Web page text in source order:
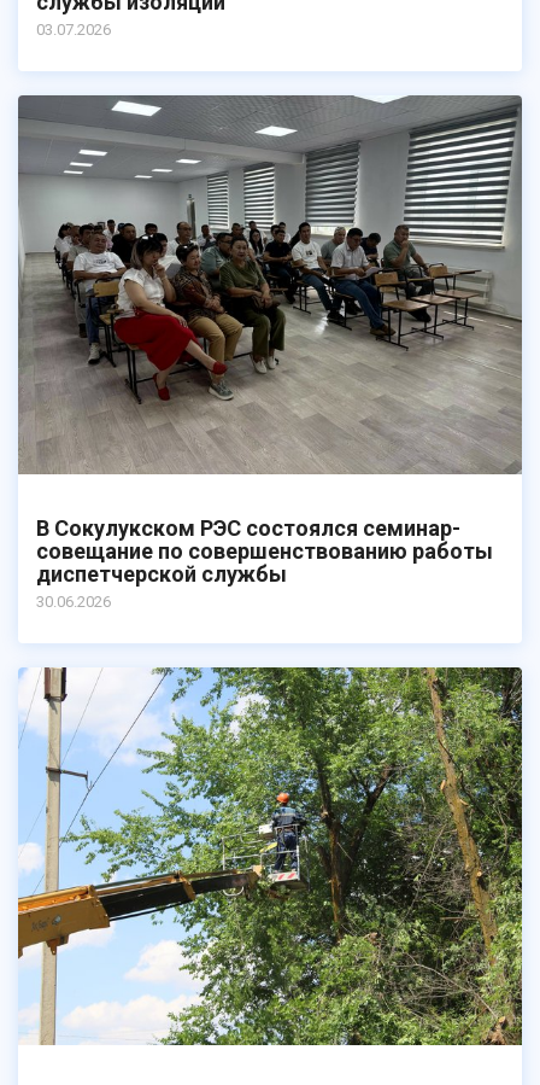
03.07.2026
В Сокулукском РЭС состоялся семинар-
совещание по совершенствованию работы
диспетчерской службы
30.06.2026